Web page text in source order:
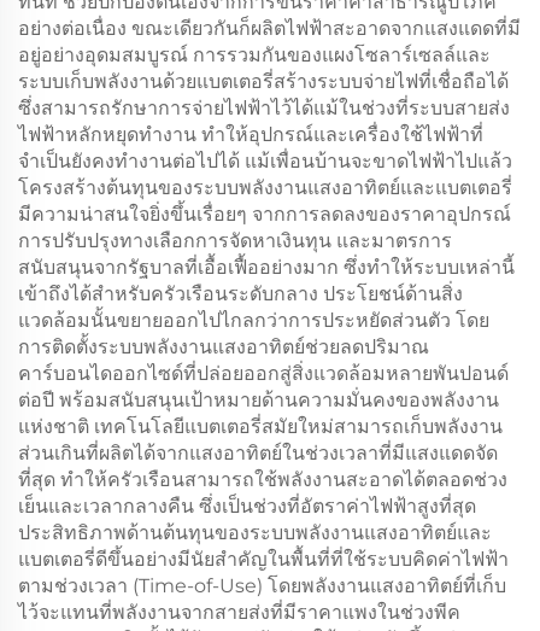
อย่างต่อเนื่อง ขณะเดียวกันก็ผลิตไฟฟ้าสะอาดจากแสงแดดที่มี
อยู่อย่างอุดมสมบูรณ์ การรวมกันของแผงโซลาร์เซลล์และ
ระบบเก็บพลังงานด้วยแบตเตอรี่สร้างระบบจ่ายไฟที่เชื่อถือได้
ซึ่งสามารถรักษาการจ่ายไฟฟ้าไว้ได้แม้ในช่วงที่ระบบสายส่ง
ไฟฟ้าหลักหยุดทำงาน ทำให้อุปกรณ์และเครื่องใช้ไฟฟ้าที่
จำเป็นยังคงทำงานต่อไปได้ แม้เพื่อนบ้านจะขาดไฟฟ้าไปแล้ว
โครงสร้างต้นทุนของระบบพลังงานแสงอาทิตย์และแบตเตอรี่
มีความน่าสนใจยิ่งขึ้นเรื่อยๆ จากการลดลงของราคาอุปกรณ์
การปรับปรุงทางเลือกการจัดหาเงินทุน และมาตรการ
สนับสนุนจากรัฐบาลที่เอื้อเฟื้ออย่างมาก ซึ่งทำให้ระบบเหล่านี้
เข้าถึงได้สำหรับครัวเรือนระดับกลาง ประโยชน์ด้านสิ่ง
แวดล้อมนั้นขยายออกไปไกลกว่าการประหยัดส่วนตัว โดย
การติดตั้งระบบพลังงานแสงอาทิตย์ช่วยลดปริมาณ
คาร์บอนไดออกไซด์ที่ปล่อยออกสู่สิ่งแวดล้อมหลายพันปอนด์
ต่อปี พร้อมสนับสนุนเป้าหมายด้านความมั่นคงของพลังงาน
แห่งชาติ เทคโนโลยีแบตเตอรี่สมัยใหม่สามารถเก็บพลังงาน
ส่วนเกินที่ผลิตได้จากแสงอาทิตย์ในช่วงเวลาที่มีแสงแดดจัด
ที่สุด ทำให้ครัวเรือนสามารถใช้พลังงานสะอาดได้ตลอดช่วง
เย็นและเวลากลางคืน ซึ่งเป็นช่วงที่อัตราค่าไฟฟ้าสูงที่สุด
ประสิทธิภาพด้านต้นทุนของระบบพลังงานแสงอาทิตย์และ
แบตเตอรี่ดีขึ้นอย่างมีนัยสำคัญในพื้นที่ที่ใช้ระบบคิดค่าไฟฟ้า
ตามช่วงเวลา (Time-of-Use) โดยพลังงานแสงอาทิตย์ที่เก็บ
ไว้จะแทนที่พลังงานจากสายส่งที่มีราคาแพงในช่วงพีค